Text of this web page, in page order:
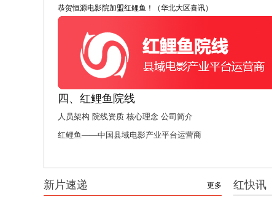
恭贺恒源电影院加盟红鲤鱼！（华北大区喜讯）
四、红鲤鱼院线
人员架构 院线资质 核心理念 公司简介
红鲤鱼——中国县域电影产业平台运营商
更多
新片速递 红快讯